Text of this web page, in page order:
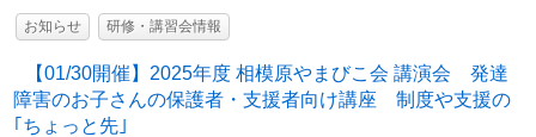
お知らせ 研修・講習会情報
【01/30開催】2025年度 相模原やまびこ会 講演会 発達
障害のお子さんの保護者・支援者向け講座 制度や支援の
｢ちょっと先｣